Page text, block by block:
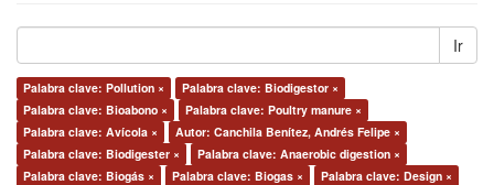
Ir
Palabra clave: Pollution ×
Palabra clave: Biodigestor ×
Palabra clave: Bioabono ×
Palabra clave: Poultry manure ×
Palabra clave: Avícola ×
Autor: Canchila Benítez, Andrés Felipe ×
Palabra clave: Biodigester ×
Palabra clave: Anaerobic digestion ×
Palabra clave: Biogás ×
Palabra clave: Biogas × Palabra clave: Design ×